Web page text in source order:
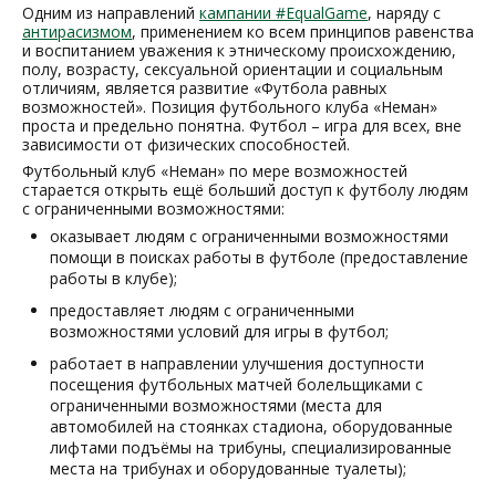
Одним из направлений кампании #EqualGame, наряду с
антирасизмом, применением ко всем принципов равенства
и воспитанием уважения к этническому происхождению,
полу, возрасту, сексуальной ориентации и социальным
отличиям, является развитие «Футбола равных
возможностей». Позиция футбольного клуба «Неман»
проста и предельно понятна. Футбол – игра для всех, вне
зависимости от физических способностей.
Футбольный клуб «Неман» по мере возможностей
старается открыть ещё больший доступ к футболу людям
с ограниченными возможностями:
оказывает людям с ограниченными возможностями
помощи в поисках работы в футболе (предоставление
работы в клубе);
предоставляет людям с ограниченными
возможностями условий для игры в футбол;
работает в направлении улучшения доступности
посещения футбольных матчей болельщиками с
ограниченными возможностями (места для
автомобилей на стоянках стадиона, оборудованные
лифтами подъёмы на трибуны, специализированные
места на трибунах и оборудованные туалеты);